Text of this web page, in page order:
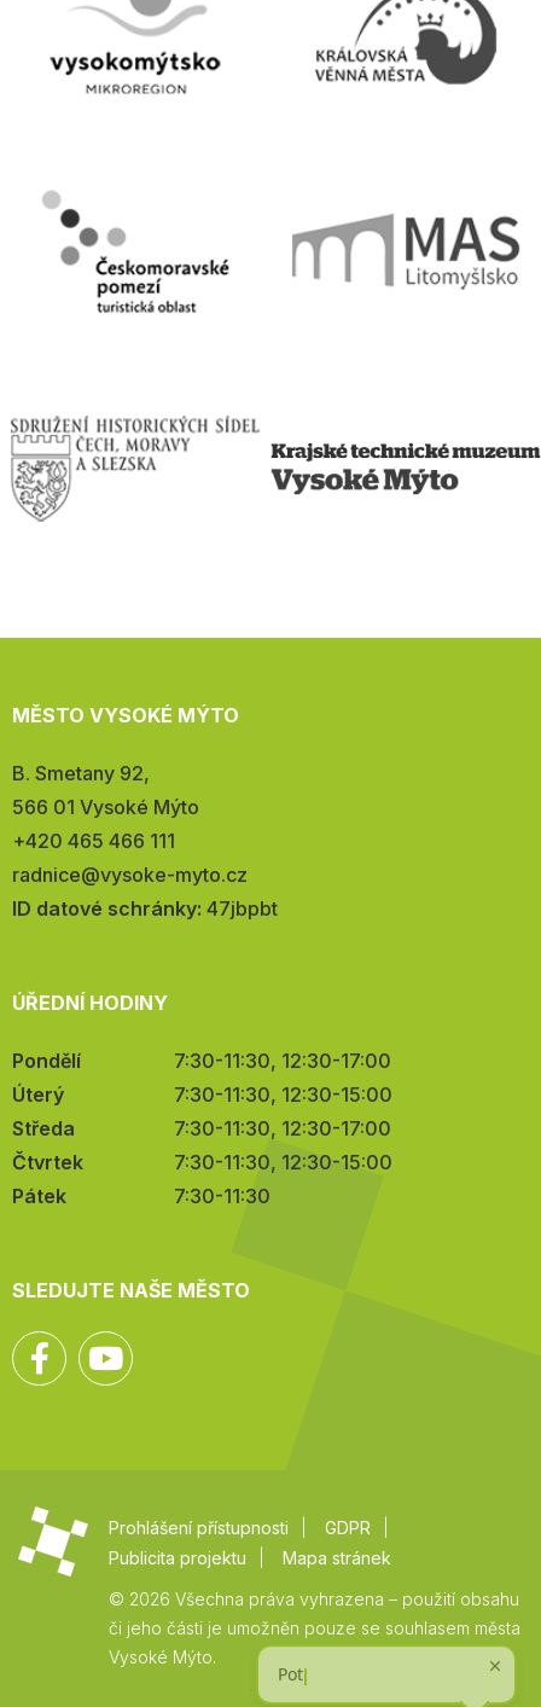
MĚSTO VYSOKÉ MÝTO
Adresa:
B. Smetany 92,
566 01 Vysoké Mýto
Telefon:
+420 465 466 111
E-
mail:
radnice@vysoke-myto.cz
ID datové schránky: 47jbpbt
ÚŘEDNÍ HODINY
Pondělí
7:30-11:30, 12:30-17:00
Úterý
7:30-11:30, 12:30-15:00
Středa
7:30-11:30, 12:30-17:00
Čtvrtek
7:30-11:30, 12:30-15:00
Pátek
7:30-11:30
SLEDUJTE NAŠE MĚSTO
Facebook
Prohlášení přístupnosti
GDPR
Publicita projektu
Mapa stránek
© 2026 Všechna práva vyhrazena – použití obsahu
či jeho části je umožněn pouze se souhlasem města
Vysoké Mýto.